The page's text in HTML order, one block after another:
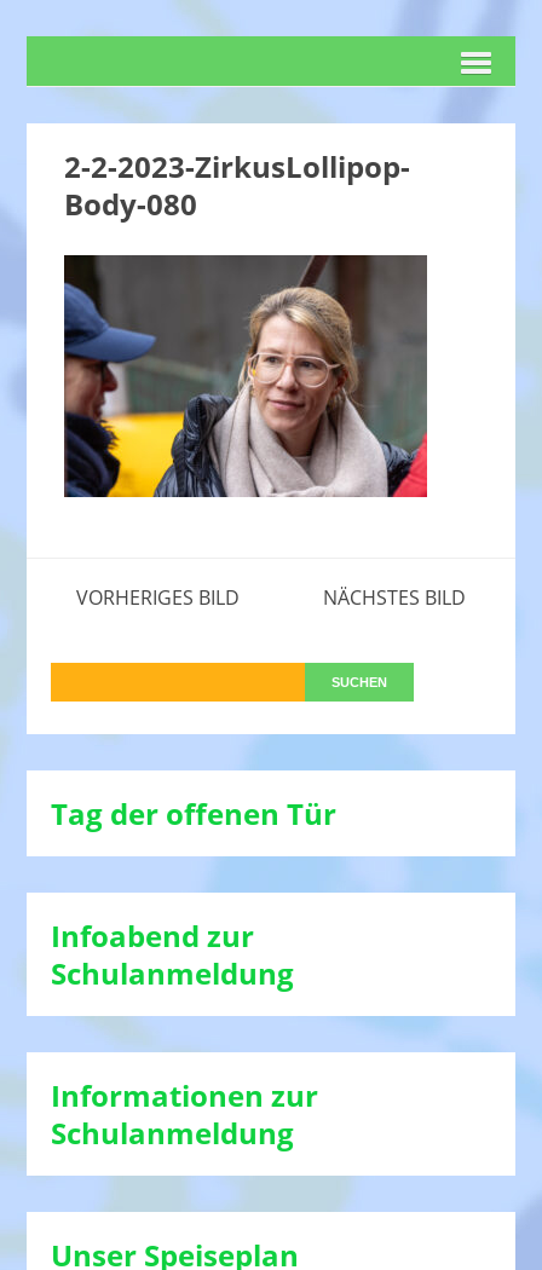
2-2-2023-ZirkusLollipop-
Body-080
VORHERIGES BILD NÄCHSTES BILD
Tag der offenen Tür
Infoabend zur
Schulanmeldung
Informationen zur
Schulanmeldung
Unser Speiseplan